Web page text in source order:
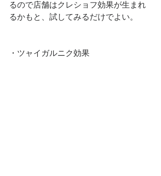
るので店舗はクレショフ効果が生まれ
るかもと、試してみるだけでよい。
・ツャイガルニク効果